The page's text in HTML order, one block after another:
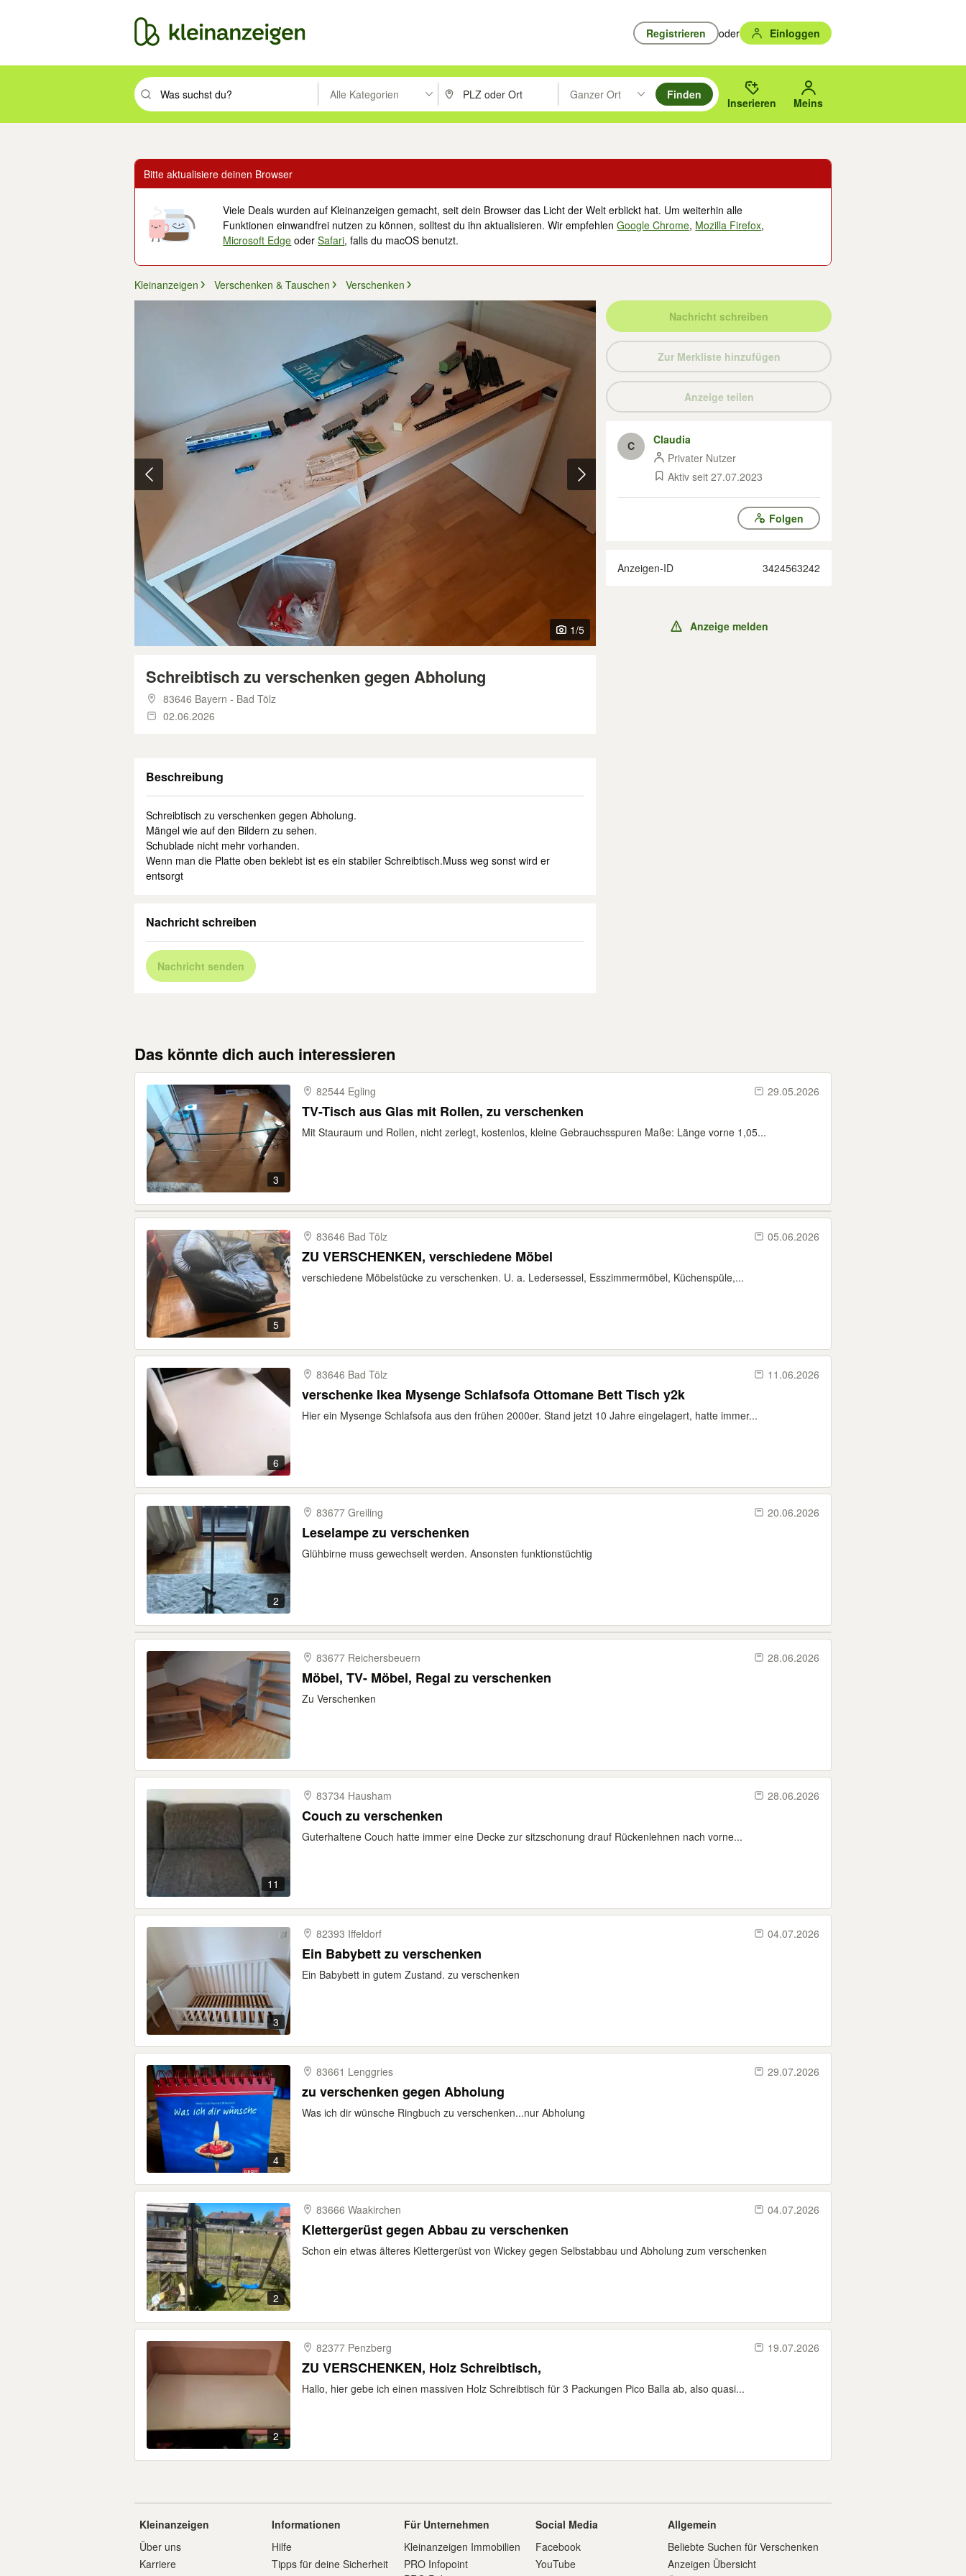
Registrieren oder Einloggen
Suchbegriff eingeben. Eingabetaste drücken um zu suchen, oder Vorschläge mit den Pfeiltasten nach oben/unten durchsuchen und mit Eingabetaste auswählen.
Alle Kategorien PLZ oder Ort eingeben. Eingabetaste drücken um zu suchen, oder Vorschläge mit den Pfeiltasten nach oben/
Ganzer Ort
Suche im Umkreis des gewählten Orts oder PLZ.
Finden
Inserieren Meins
Bitte aktualisiere deinen Browser
Viele Deals wurden auf Kleinanzeigen gemacht, seit dein Browser das Licht der Welt erblickt hat. Um weiterhin alle
Funktionen einwandfrei nutzen zu können, solltest du ihn aktualisieren. Wir empfehlenGoogle Chrome, Mozilla Firefox,
Microsoft Edge oderSafari, falls du macOS benutzt.
Kleinanzeigen Verschenken & Tauschen Verschenken
1/5
Schreibtisch zu verschenken gegen Abholung
83646 Bayern - Bad Tölz
02.06.2026
Beschreibung
Schreibtisch zu verschenken gegen Abholung.
Mängel wie auf den Bildern zu sehen.
Schublade nicht mehr vorhanden.
Wenn man die Platte oben beklebt ist es ein stabiler Schreibtisch.Muss weg sonst wird er
entsorgt
Nachricht schreiben
Nachricht senden
Nachricht schreiben
Zur Merkliste hinzufügen
Anzeige teilen
C
Claudia
Privater Nutzer
Aktiv seit 27.07.2023
Folgen
Anzeigen-ID 3424563242
Anzeige melden
Das könnte dich auch interessieren
3
82544 Egling 29.05.2026
TV-Tisch aus Glas mit Rollen, zu verschenken
Mit Stauraum und Rollen, nicht zerlegt, kostenlos, kleine Gebrauchsspuren Maße: Länge vorne 1,05...
5
83646 Bad Tölz 05.06.2026
ZU VERSCHENKEN, verschiedene Möbel
verschiedene Möbelstücke zu verschenken. U. a. Ledersessel, Esszimmermöbel, Küchenspüle,...
6
83646 Bad Tölz 11.06.2026
verschenke Ikea Mysenge Schlafsofa Ottomane Bett Tisch y2k
Hier ein Mysenge Schlafsofa aus den frühen 2000er. Stand jetzt 10 Jahre eingelagert, hatte immer...
2
83677 Greiling 20.06.2026
Leselampe zu verschenken
Glühbirne muss gewechselt werden. Ansonsten funktionstüchtig
83677 Reichersbeuern 28.06.2026
Möbel, TV- Möbel, Regal zu verschenken
Zu Verschenken
11
83734 Hausham 28.06.2026
Couch zu verschenken
Guterhaltene Couch hatte immer eine Decke zur sitzschonung drauf Rückenlehnen nach vorne...
3
82393 Iffeldorf 04.07.2026
Ein Babybett zu verschenken
Ein Babybett in gutem Zustand. zu verschenken
4
83661 Lenggries 29.07.2026
zu verschenken gegen Abholung
Was ich dir wünsche Ringbuch zu verschenken...nur Abholung
2
83666 Waakirchen 04.07.2026
Klettergerüst gegen Abbau zu verschenken
Schon ein etwas älteres Klettergerüst von Wickey gegen Selbstabbau und Abholung zum verschenken
2
82377 Penzberg 19.07.2026
ZU VERSCHENKEN, Holz Schreibtisch,
Hallo, hier gebe ich einen massiven Holz Schreibtisch für 3 Packungen Pico Balla ab, also quasi...
Kleinanzeigen
Über uns
Karriere
Informationen
Hilfe
Tipps für deine Sicherheit
Für Unternehmen
Kleinanzeigen Immobilien
PRO Infopoint
Social Media
Facebook
YouTube
Allgemein
Beliebte Suchen für Verschenken
Anzeigen Übersicht